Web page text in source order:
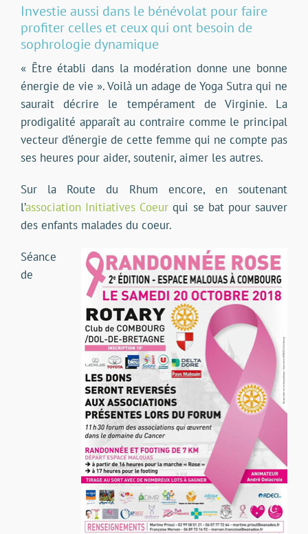
Investie aussi dans le bénévolat pour faire
profiter celles et ceux qui ont besoin de
sophrologie dynamique
« Être établi dans la modération donne une bonne
énergie de vie ». Voilà un adage de Yoga Sutra qui ne
saurait décrire le tempérament de Virginie. La
prodigalité apparaît au contraire comme le principal
vecteur d’énergie de cette femme qui ne compte pas
ses heures pour aider, soutenir, aimer les autres.
Sur la Route du Rhum encore, en soutenant
l’association Initiatives Coeur qui se bat pour sauver
des enfants malades du coeur.
Séance
de